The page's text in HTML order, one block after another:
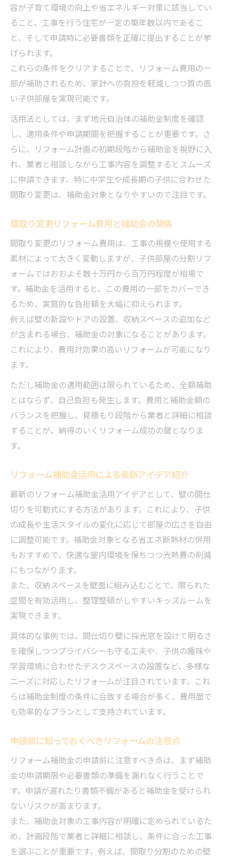
容が子育て環境の向上や省エネルギー対策に該当してい
ること、工事を行う住宅が一定の築年数以内であるこ
と、そして申請時に必要書類を正確に提出することが挙
げられます。
これらの条件をクリアすることで、リフォーム費用の一
部が補助されるため、家計への負担を軽減しつつ質の高
い子供部屋を実現可能です。
活用法としては、まず地元自治体の補助金制度を確認
し、適用条件や申請期間を把握することが重要です。さ
らに、リフォーム計画の初期段階から補助金を視野に入
れ、業者と相談しながら工事内容を調整するとスムーズ
に申請できます。特に中学生や成長期の子供に合わせた
間取り変更は、補助金対象となりやすいので注目です。
間取り変更リフォーム費用と補助金の関係
間取り変更のリフォーム費用は、工事の規模や使用する
素材によって大きく変動しますが、子供部屋の分割リフ
ォームではおおよそ数十万円から百万円程度が相場で
す。補助金を活用すると、この費用の一部をカバーでき
るため、実質的な負担額を大幅に抑えられます。
例えば壁の新設やドアの設置、収納スペースの追加など
が含まれる場合、補助金の対象になることがあります。
これにより、費用対効果の高いリフォームが可能になり
ます。
ただし補助金の適用範囲は限られているため、全額補助
とはならず、自己負担も発生します。費用と補助金額の
バランスを把握し、見積もり段階から業者と詳細に相談
することが、納得のいくリフォーム成功の鍵となりま
す。
リフォーム補助金活用による最新アイデア紹介
最新のリフォーム補助金活用アイデアとして、壁の間仕
切りを可動式にする方法があります。これにより、子供
の成長や生活スタイルの変化に応じて部屋の広さを自由
に調整可能です。補助金対象となる省エネ断熱材の併用
もおすすめで、快適な室内環境を保ちつつ光熱費の削減
にもつながります。
また、収納スペースを壁面に組み込むことで、限られた
空間を有効活用し、整理整頓がしやすいキッズルームを
実現できます。
具体的な事例では、間仕切り壁に採光窓を設けて明るさ
を確保しつつプライバシーも守る工夫や、子供の趣味や
学習環境に合わせたデスクスペースの設置など、多様な
ニーズに対応したリフォームが注目されています。これ
らは補助金制度の条件に合致する場合が多く、費用面で
も効率的なプランとして支持されています。
申請前に知っておくべきリフォームの注意点
リフォーム補助金の申請前に注意すべき点は、まず補助
金の申請期限や必要書類の準備を漏れなく行うことで
す。申請が遅れたり書類不備があると補助金を受けられ
ないリスクが高まります。
また、補助金対象の工事内容が明確に定められているた
め、計画段階で業者と詳細に相談し、条件に合った工事
を選ぶことが重要です。例えば、間取り分割のための壁